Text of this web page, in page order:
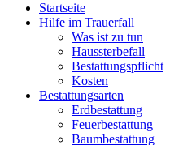
Startseite
Hilfe im Trauerfall
Was ist zu tun
Haussterbefall
Bestattungspflicht
Kosten
Bestattungsarten
Erdbestattung
Feuerbestattung
Baumbestattung